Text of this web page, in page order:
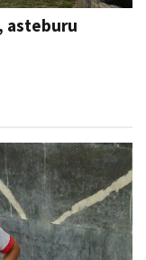
asteburu